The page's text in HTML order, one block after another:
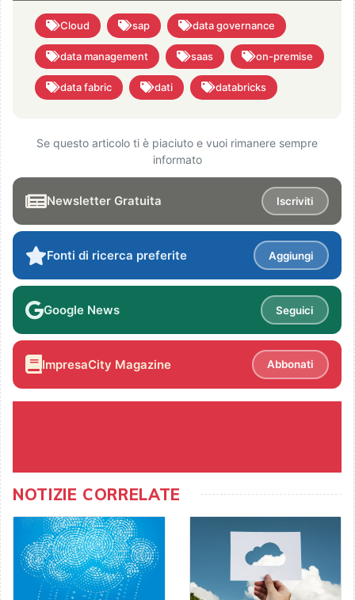
Cloud sap data governance
data management saas on-premise
data fabric dati databricks
Se questo articolo ti è piaciuto e vuoi rimanere sempre
informato
Newsletter Gratuita Iscriviti
Fonti di ricerca preferite Aggiungi
Google News Seguici
ImpresaCity Magazine Abbonati
NOTIZIE CORRELATE